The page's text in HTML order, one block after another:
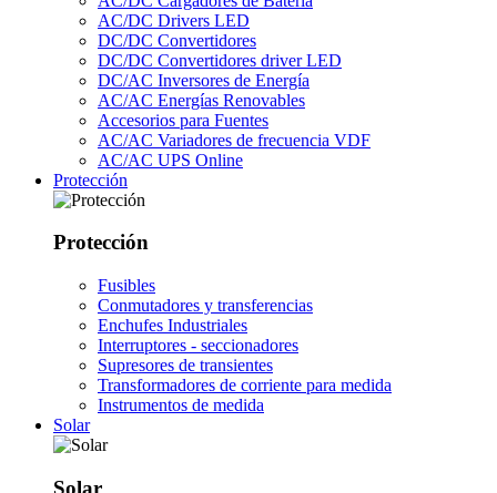
AC/DC Drivers LED
DC/DC Convertidores
DC/DC Convertidores driver LED
DC/AC Inversores de Energía
AC/AC Energías Renovables
Accesorios para Fuentes
AC/AC Variadores de frecuencia VDF
AC/AC UPS Online
Protección
Protección
Fusibles
Conmutadores y transferencias
Enchufes Industriales
Interruptores - seccionadores
Supresores de transientes
Transformadores de corriente para medida
Instrumentos de medida
Solar
Solar